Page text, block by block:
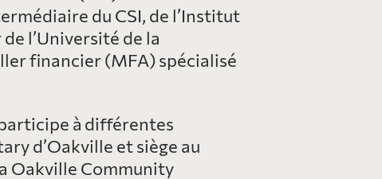
du CSI, de l’Institut
l’Université de la
financier (MFA) spécialisé
à différentes
d’Oakville et siège au
Oakville Community